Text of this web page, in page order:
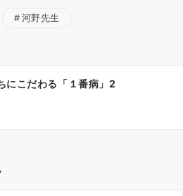
河野先生
にこだわる「１番病」2